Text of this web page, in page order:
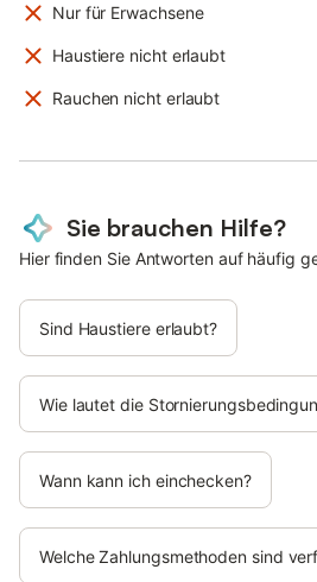
Nur für Erwachsene
Haustiere nicht erlaubt
Rauchen nicht erlaubt
Sie brauchen Hilfe?
Hier finden Sie Antworten auf häufig
Sind Haustiere erlaubt?
Wie lautet die
Wann kann ich einchecken?
Welche Zahlungsmethoden sind